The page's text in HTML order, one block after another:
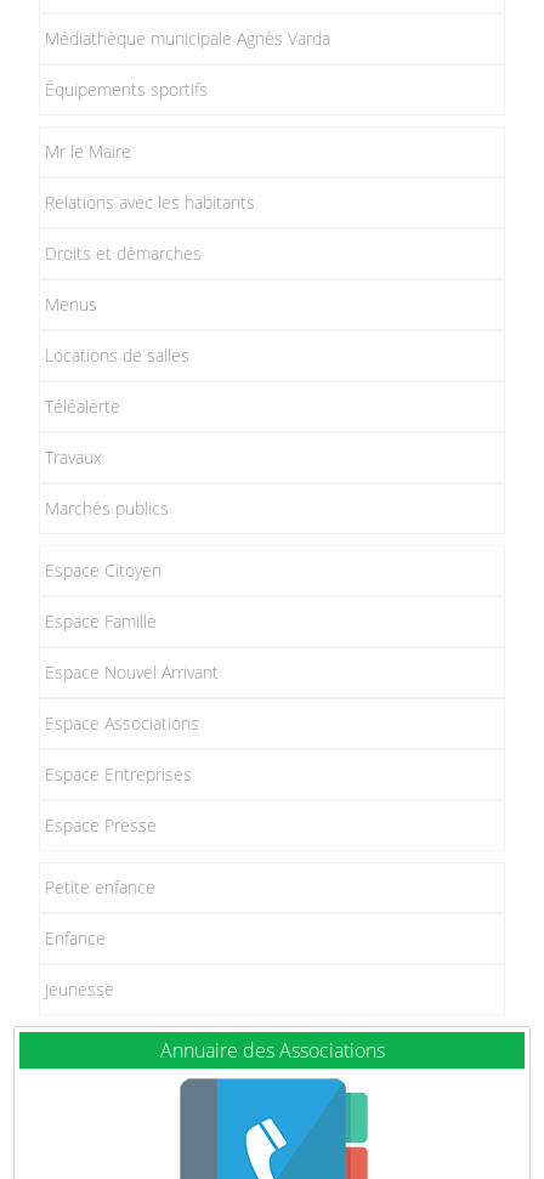
Médiathèque municipale Agnès Varda
Équipements sportifs
Mr le Maire
Relations avec les habitants
Droits et démarches
Menus
Locations de salles
Téléalerte
Travaux
Marchés publics
Espace Citoyen
Espace Famille
Espace Nouvel Arrivant
Espace Associations
Espace Entreprises
Espace Presse
Petite enfance
Enfance
Jeunesse
Annuaire des Associations